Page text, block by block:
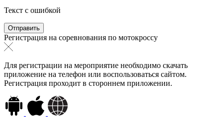
Текст с ошибкой
Регистрация на соревнования по мотокроссу
Для регистрации на мероприятие необходимо скачать
приложение на телефон или воспользоваться сайтом.
Регистрация проходит в стороннем приложении.